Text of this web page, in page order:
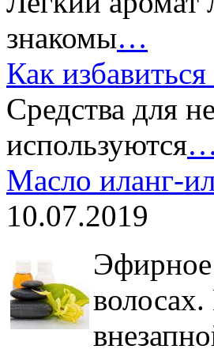
знакомы…
Как
Средства для
используются…
Масло иланг-
10.07.2019
Эфирное
волосах.